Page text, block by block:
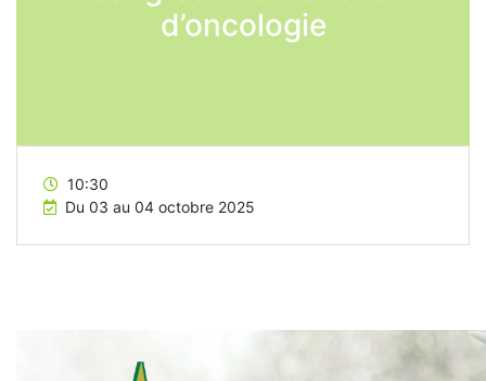
d’oncologie
10:30
Du 03 au 04 octobre 2025